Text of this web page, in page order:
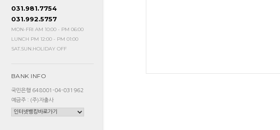
031.981.7754
031.992.5757
MON-FRI AM 10:00 - PM 06:00
LUNCH PM 12:00 - PM 01:00
SAT.SUN.HOLIDAY OFF
BANK INFO
국민은행 648001-04-031962
예금주 : (주)자출사